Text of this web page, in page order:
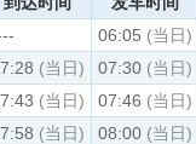
06:05 (当日)
(当日) 07:30 (当日)
(当日) 07:46 (当日)
(当日) 08:00 (当日)